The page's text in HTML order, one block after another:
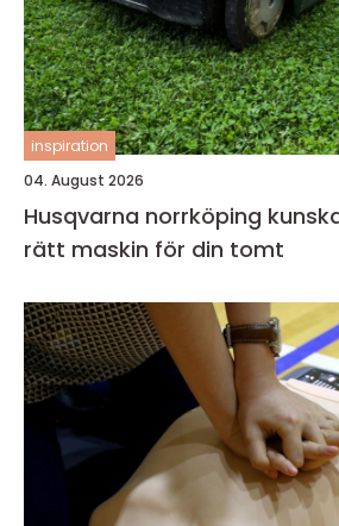
inspiration
04. August 2026
Husqvarna norrköping kunskap, service och
rätt maskin för din tomt